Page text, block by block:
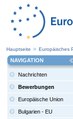
Hauptseite Europäisches
NAVIGATION
Nachrichten
Bewerbungen
Europäische Union
Bulgarien - EU